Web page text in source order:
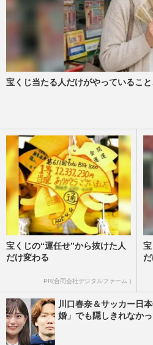
宝くじ当たる人だけがやっているこ
宝くじの“運任せ”から抜けた人
だけ変わる
PR(合同会社デジタルファーム )
川口春奈＆サッカー日
婚」でも隠しきれなか